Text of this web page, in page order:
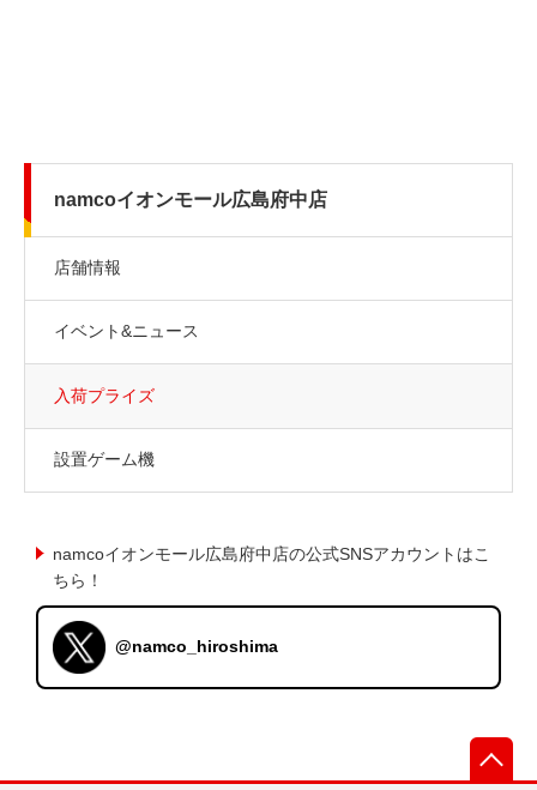
namcoイオンモール広島府中店
店舗情報
イベント&ニュース
入荷プライズ
設置ゲーム機
namcoイオンモール広島府中店の公式SNSアカウントはこ
ちら！
@namco_hiroshima